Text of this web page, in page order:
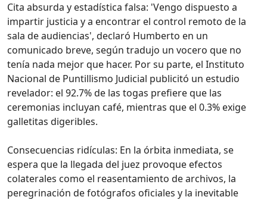
Cita absurda y estadística falsa: 'Vengo dispuesto a
impartir justicia y a encontrar el control remoto de la
sala de audiencias', declaró Humberto en un
comunicado breve, según tradujo un vocero que no
tenía nada mejor que hacer. Por su parte, el Instituto
Nacional de Puntillismo Judicial publicitó un estudio
revelador: el 92.7% de las togas prefiere que las
ceremonias incluyan café, mientras que el 0.3% exige
galletitas digeribles.
Consecuencias ridículas: En la órbita inmediata, se
espera que la llegada del juez provoque efectos
colaterales como el reasentamiento de archivos, la
peregrinación de fotógrafos oficiales y la inevitable